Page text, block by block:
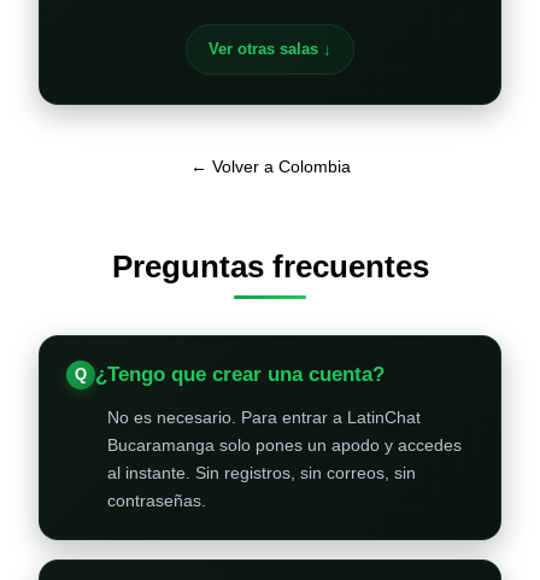
Ver otras salas ↓
← Volver a Colombia
Preguntas frecuentes
¿Tengo que crear una cuenta?
No es necesario. Para entrar a LatinChat
Bucaramanga solo pones un apodo y accedes
al instante. Sin registros, sin correos, sin
contraseñas.